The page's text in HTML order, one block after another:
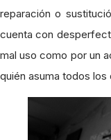
reparación o
cuenta con
mal uso como por un
quién asuma todos